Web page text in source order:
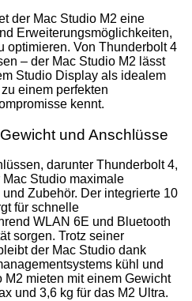
der Mac Studio M2 eine
Erweiterungsmöglichkeiten,
optimieren. Von Thunderbolt 4
– der Mac Studio M2 lässt
Studio Display als idealem
einem perfekten
kennt.
und Anschlüsse
darunter Thunderbolt 4,
Studio maximale
Zubehör. Der integrierte 10
für schnelle
WLAN 6E und Bluetooth
sorgen. Trotz seiner
der Mac Studio dank
kühl und
M2 mieten mit einem Gewicht
und 3,6 kg für das M2 Ultra.